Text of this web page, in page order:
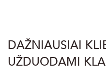
DAŽNIAUSIAI
UŽDUODAMI